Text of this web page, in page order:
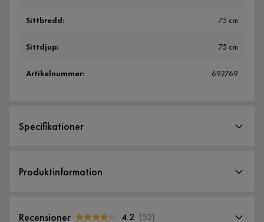
Sittbredd: 75 cm
Sittdjup: 75 cm
Artikelnummer: 692769
Specifikationer
Storlek
Produktinformation
Recensioner 4.2 (52)